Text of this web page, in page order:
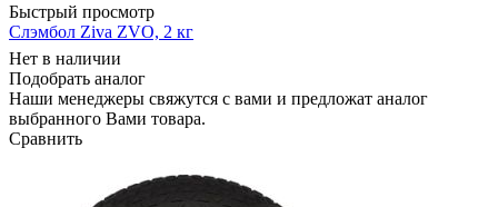
Быстрый просмотр
Слэмбол Ziva ZVO, 2 кг
Нет в наличии
Подобрать аналог
Наши менеджеры свяжутся с вами и предложат аналог
выбранного Вами товара.
Сравнить